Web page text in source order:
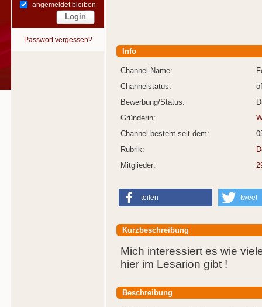
angemeldet bleiben
Passwort vergessen?
Info
Channel-Name:
Channelstatus:
Bewerbung/Status:
Gründerin:
Channel besteht seit dem:
Rubrik:
Mitglieder:
teilen tweet
Kurzbeschreibung
Mich interessiert es wie
hier im Lesarion gibt !
Beschreibung